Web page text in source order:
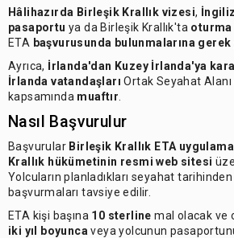
Hâlihazırda Birleşik Krallık vizesi,
pasaportu ya da Birleşik Krallık'ta oturma
ETA başvurusunda bulunmalarına
Ayrıca, İrlanda'dan Kuzey İrlanda'ya kara
İrlanda vatandaşları Ortak Seyahat
kapsamında muaftır.
Nasıl Başvurulur
Başvurular Birleşik Krallık ETA
Krallık hükümetinin resmi web sitesi
Yolcuların planladıkları seyahat tarihinden
başvurmaları tavsiye edilir.
ETA kişi başına 10 sterline mal olacak ve
iki yıl boyuncaveya yolcunun